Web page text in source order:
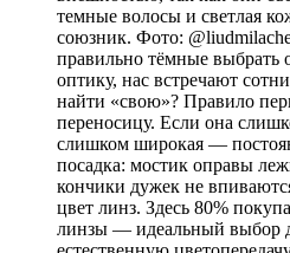
темные волосы и светлая
союзник. Фото:
правильно тёмные выбрать
оптику, нас встречают
найти «свою»? Правило
переносицу. Если она
слишком широкая —
посадка: мостик оправы
кончики дужек не
цвет линз. Здесь 80%
линзы — идеальный выбор